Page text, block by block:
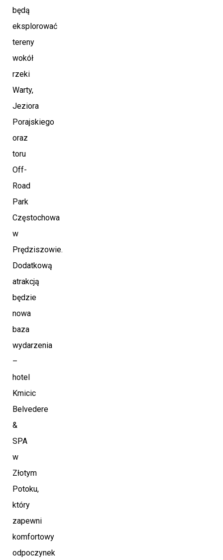
będą
eksplorować
tereny
wokół
rzeki
Warty,
Jeziora
Porajskiego
oraz
toru
Off-
Road
Park
Częstochowa
w
Prędziszowie.
Dodatkową
atrakcją
będzie
nowa
baza
wydarzenia
–
hotel
Kmicic
Belvedere
&
SPA
w
Złotym
Potoku,
który
zapewni
komfortowy
odpoczynek